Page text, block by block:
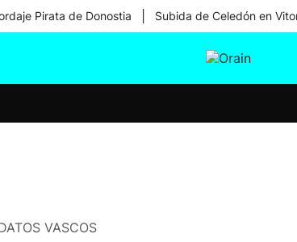
Pirata de Donostia Subida de Celedón en
VASCOS